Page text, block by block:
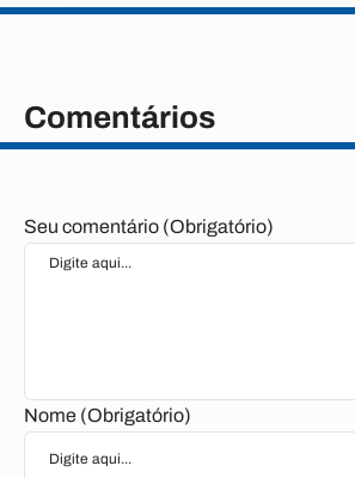
Comentários
Seu comentário (Obrigatório)
Nome (Obrigatório)